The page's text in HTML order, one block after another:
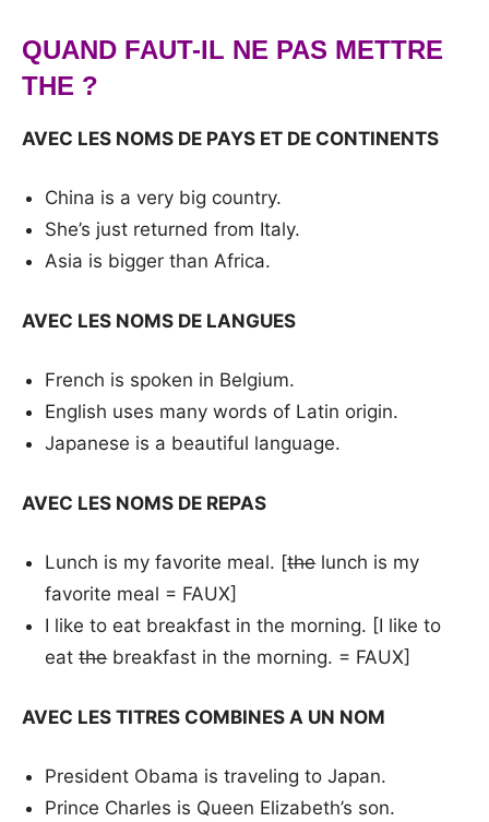
QUAND FAUT-IL NE PAS METTRE
THE ?
AVEC LES NOMS DE PAYS ET DE CONTINENTS
China is a very big country.
She’s just returned from Italy.
Asia is bigger than Africa.
AVEC LES NOMS DE LANGUES
French is spoken in Belgium.
English uses many words of Latin origin.
Japanese is a beautiful language.
AVEC LES NOMS DE REPAS
Lunch is my favorite meal. [thelunch is my
favorite meal = FAUX]
I like to eat breakfast in the morning. [I like to
eatthebreakfast in the morning. = FAUX]
AVEC LES TITRES COMBINES A UN NOM
President Obama is traveling to Japan.
Prince Charles is Queen Elizabeth’s son.